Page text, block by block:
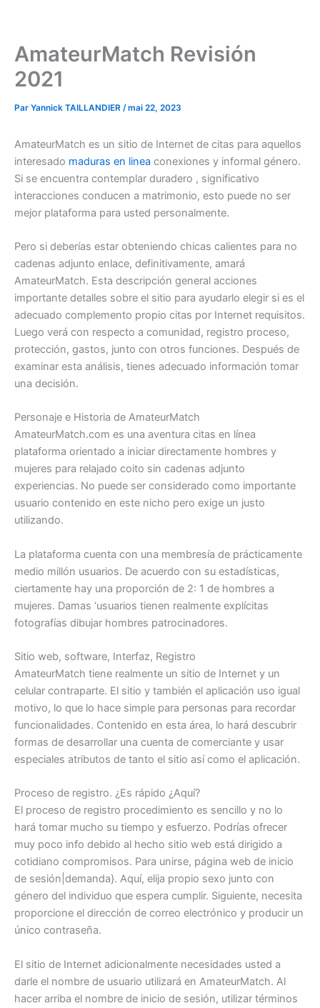
AmateurMatch Revisión
2021
Par Yannick TAILLANDIER /mai 22, 2023
AmateurMatch es un sitio de Internet de citas para aquellos
interesado maduras en linea conexiones y informal género.
Si se encuentra contemplar duradero , significativo
interacciones conducen a matrimonio, esto puede no ser
mejor plataforma para usted personalmente.
Pero si deberías estar obteniendo chicas calientes para no
cadenas adjunto enlace, definitivamente, amará
AmateurMatch. Esta descripción general acciones
importante detalles sobre el sitio para ayudarlo elegir si es el
adecuado complemento propio citas por Internet requisitos.
Luego verá con respecto a comunidad, registro proceso,
protección, gastos, junto con otros funciones. Después de
examinar esta análisis, tienes adecuado información tomar
una decisión.
Personaje e Historia de AmateurMatch
AmateurMatch.com es una aventura citas en línea
plataforma orientado a iniciar directamente hombres y
mujeres para relajado coito sin cadenas adjunto
experiencias. No puede ser considerado como importante
usuario contenido en este nicho pero exige un justo
utilizando.
La plataforma cuenta con una membresía de prácticamente
medio millón usuarios. De acuerdo con su estadísticas,
ciertamente hay una proporción de 2: 1 de hombres a
mujeres. Damas ‘usuarios tienen realmente explícitas
fotografías dibujar hombres patrocinadores.
Sitio web, software, Interfaz, Registro
AmateurMatch tiene realmente un sitio de Internet y un
celular contraparte. El sitio y también el aplicación uso igual
motivo, lo que lo hace simple para personas para recordar
funcionalidades. Contenido en esta área, lo hará descubrir
formas de desarrollar una cuenta de comerciante y usar
especiales atributos de tanto el sitio así como el aplicación.
Proceso de registro. ¿Es rápido ¿Aquí?
El proceso de registro procedimiento es sencillo y no lo
hará tomar mucho su tiempo y esfuerzo. Podrías ofrecer
muy poco info debido al hecho sitio web está dirigido a
cotidiano compromisos. Para unirse, página web de inicio
de sesión|demanda}. Aquí, elija propio sexo junto con
género del individuo que espera cumplir. Siguiente, necesita
proporcione el dirección de correo electrónico y producir un
único contraseña.
El sitio de Internet adicionalmente necesidades usted a
darle el nombre de usuario utilizará en AmateurMatch. Al
hacer arriba el nombre de inicio de sesión, utilizar términos